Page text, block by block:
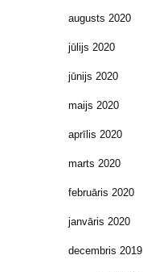
augusts 2020
jūlijs 2020
jūnijs 2020
maijs 2020
aprīlis 2020
marts 2020
februāris 2020
janvāris 2020
decembris 2019